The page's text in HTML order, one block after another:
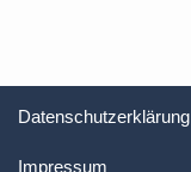
Datenschutzerklärung
Impressum